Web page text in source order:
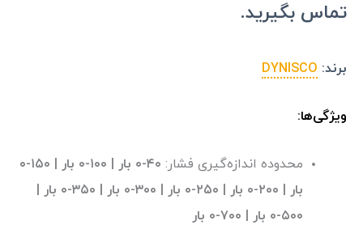
تماس بگیرید.
برند: DYNISCO
ویژگی‌ها:
محدوده اندازه‌گیری فشار:
۴۰-۰ بار | ۱۰۰-۰ بار | ۱۵۰-۰
بار | ۲۰۰-۰ بار | ۲۵۰-۰ بار | ۳۰۰-۰ بار | ۳۵۰-۰ بار |
۵۰۰-۰ بار | ۷۰۰-۰ بار